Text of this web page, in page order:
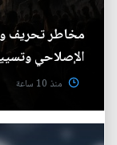
مخاطر تحريف
الإصلاحي
منذ 10 ساعة